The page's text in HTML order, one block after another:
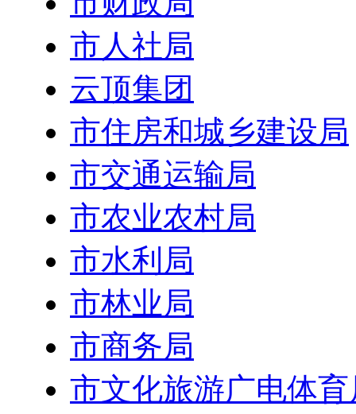
市人社局
云顶集团
市住房和城乡建设局
市交通运输局
市农业农村局
市水利局
市林业局
市商务局
市文化旅游广电体育